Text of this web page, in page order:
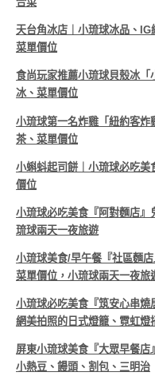
天台角冰店｜小琉球冰品、IG
菜單價位
食尚玩家推薦小琉球貝殼冰
冰、菜單價位
小琉球第一名炸雞「紐約客
茶、菜單價位
小蝌蚪起司餅｜小琉球必吃
價位
小琉球必吃美食『阿對麵店
琉球兩天一夜旅遊
小琉球美食/早午餐『社區麵
菜單價位，小琉球兩天一夜旅
小琉球必吃美食『筑安心串
網美拍照的日式燈籠、霓虹燈
屏東小琉球美食『大眾早餐店
小熱豆、饅頭、割包、三明治